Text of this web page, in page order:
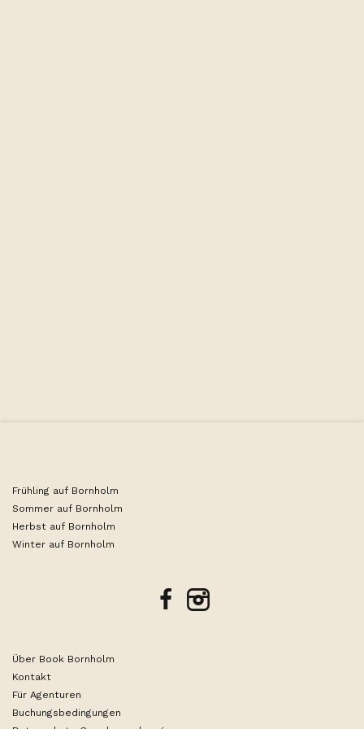
Frühling auf Bornholm
Sommer auf Bornholm
Herbst auf Bornholm
Winter auf Bornholm
facebookinstagram
Über Book Bornholm
Kontakt
Für Agenturen
Buchungsbedingungen